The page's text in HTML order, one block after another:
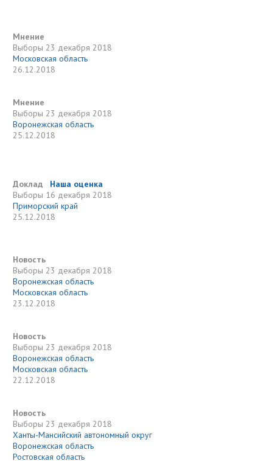
Мнение
Выборы 23 декабря 2018
Московская область
26.12.2018
Мнение
Выборы 23 декабря 2018
Воронежская область
25.12.2018
Доклад
Наша оценка
Выборы 16 декабря 2018
Приморский край
25.12.2018
Новость
Выборы 23 декабря 2018
Воронежская область
Московская область
23.12.2018
Новость
Выборы 23 декабря 2018
Воронежская область
Московская область
22.12.2018
Новость
Выборы 23 декабря 2018
Ханты-Мансийский автономный округ
Воронежская область
Ростовская область